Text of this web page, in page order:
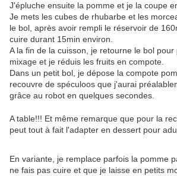
J'épluche ensuite la pomme et je la coupe
Je mets les cubes de rhubarbe et les
le bol, après avoir rempli le réservoir de
cuire durant 15min environ.
A la fin de la cuisson, je retourne le bol
mixage et je réduis les fruits en compote.
Dans un petit bol, je dépose la compote
recouvre de spéculoos que j'aurai
grâce au robot en quelques secondes.
A table!!! Et même remarque que pour la
peut tout à fait l'adapter en dessert pour
En variante, je remplace parfois la pomme
ne fais pas cuire et que je laisse en petits